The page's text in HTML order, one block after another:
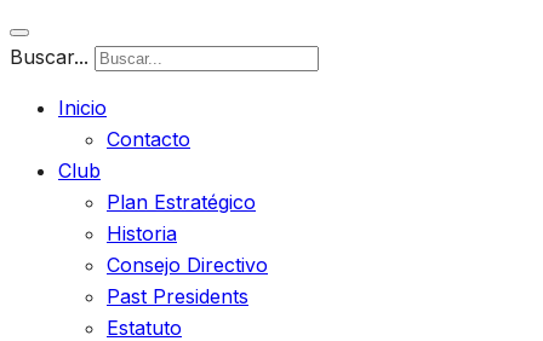
Buscar...
Inicio
Contacto
Club
Plan Estratégico
Historia
Consejo Directivo
Past Presidents
Estatuto